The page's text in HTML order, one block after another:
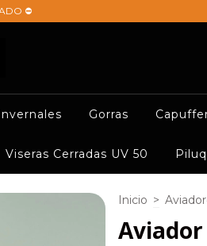
⛔
Gorras
Viseras Cerradas UV 50
Inicio >